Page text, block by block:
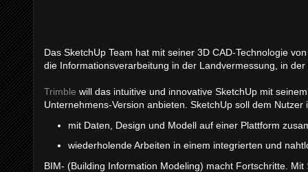
Das SketchUp Team hat mit seiner 3D CAD-Technologie
die Informationsverarbeitung in der Landvermessung, in
Trimble will das intuitive und innovative SketchUp mit
Unternehmens-Version anbieten. SketchUp soll dem
mit Daten, Design und Modell auf einer Plattform
wiederholende Arbeiten in einem integrierten und
BIM- (Building Information Modeling) macht Fortschritte. Mit